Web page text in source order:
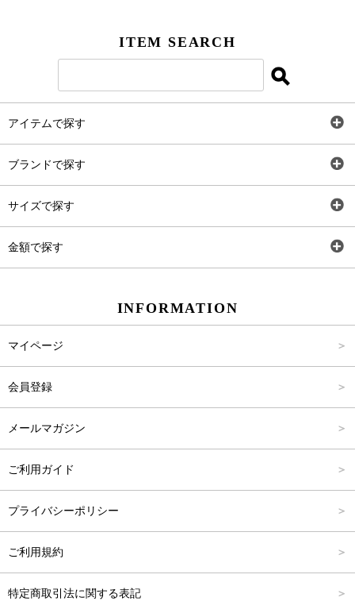
ITEM SEARCH
アイテムで探す
ブランドで探す
サイズで探す
金額で探す
INFORMATION
マイページ
会員登録
メールマガジン
ご利用ガイド
プライバシーポリシー
ご利用規約
特定商取引法に関する表記